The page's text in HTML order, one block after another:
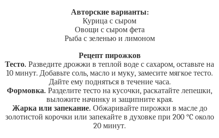
Авторские варианты:
Курица с сыром
Овощи с сыром фета
Рыба с зеленью и лимоном
Рецепт пирожков
Тесто. Разведите дрожжи в теплой воде с сахаром, оставьте на
10 минут. Добавьте соль, масло и муку, замесите мягкое тесто.
Дайте ему подняться в течение часа.
Формовка. Разделите тесто на кусочки, раскатайте лепешки,
выложите начинку и защипните края.
Жарка или запекание. Обжаривайте пирожки в масле до
золотистой корочки или запекайте в духовке при 200 °C около
20 минут.